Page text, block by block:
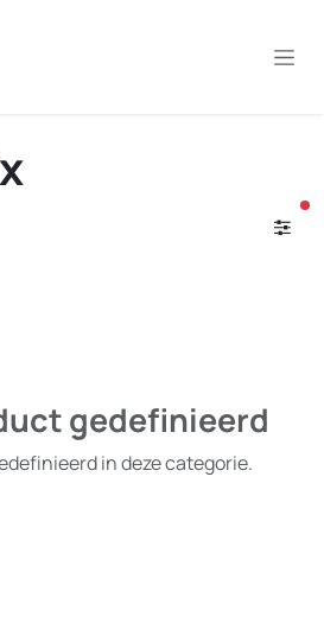
gedefinieerd
in deze categorie.